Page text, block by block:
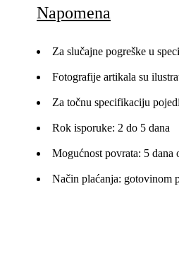
Napomena
Za slučajne pogreške u
Fotografije artikala su
Za točnu specifikaciju
Rok isporuke: 2 do 5 dana
Mogućnost povrata: 5 dana
Način plaćanja: gotovinom